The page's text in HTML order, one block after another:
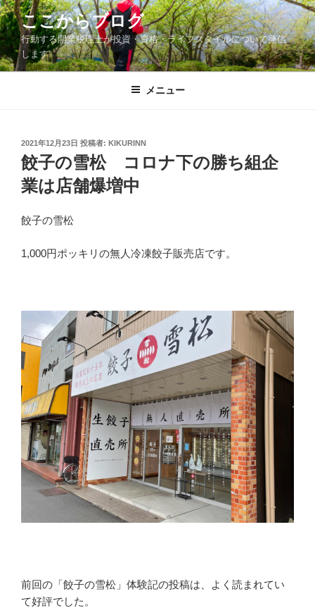
コ
ン
テ
ン
ツ
ここからブログ
行動する開業税理士が投資・資格・ライフスタイルについて発信
します
メニュー
投
稿
日:
2021年12月23日 投稿者: KIKURINN
餃子の雪松 コロナ下の勝ち組企
業は店舗爆増中
餃子の雪松
1,000円ポッキリの無人冷凍餃子販売店です。
前回の「餃子の雪松」体験記の投稿は、よく読まれてい
て好評でした。